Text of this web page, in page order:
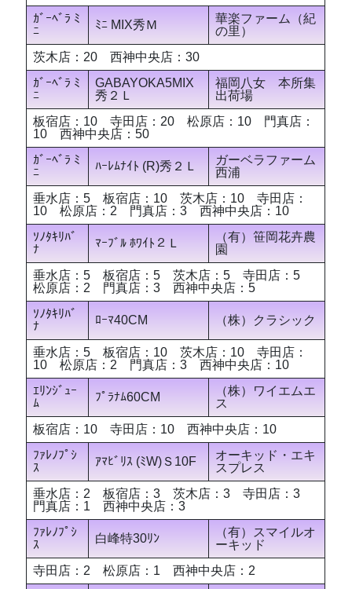
ｶﾞｰﾍﾞﾗ ﾐ
ﾆ
ﾐﾆ MIX秀Ｍ
華楽ファーム（紀
の里）
茨木店：20 西神中央店：30
ｶﾞｰﾍﾞﾗ ﾐ
ﾆ
GABAYOKA5MIX
秀２Ｌ
福岡八女 本所集
出荷場
板宿店：10 寺田店：20 松原店：10 門真店：
10 西神中央店：50
ｶﾞｰﾍﾞﾗ ﾐ
ﾆ
ﾊｰﾚﾑﾅｲﾄ (R)秀２Ｌ
ガーベラファーム
西浦
垂水店：5 板宿店：10 茨木店：10 寺田店：
10 松原店：2 門真店：3 西神中央店：10
ｿﾉﾀｷﾘﾊﾞ
ﾅ
ﾏｰﾌﾞﾙ ﾎﾜｲﾄ２Ｌ
（有）笹岡花卉農
園
垂水店：5 板宿店：5 茨木店：5 寺田店：5
松原店：2 門真店：3 西神中央店：5
ｿﾉﾀｷﾘﾊﾞ
ﾅ
ﾛｰﾏ40CM （株）クラシック
垂水店：5 板宿店：10 茨木店：10 寺田店：
10 松原店：2 門真店：3 西神中央店：10
ｴﾘﾝｼﾞｭｰ
ﾑ
ﾌﾟﾗﾅﾑ60CM
（株）ワイエムエ
ス
板宿店：10 寺田店：10 西神中央店：10
ﾌｧﾚﾉﾌﾟｼ
ｽ
ｱﾏﾋﾞﾘｽ (ﾐW)Ｓ10F
オーキッド・エキ
スプレス
垂水店：2 板宿店：3 茨木店：3 寺田店：3
門真店：1 西神中央店：3
ﾌｧﾚﾉﾌﾟｼ
ｽ
白峰特30ﾘﾝ
（有）スマイルオ
ーキッド
寺田店：2 松原店：1 西神中央店：2